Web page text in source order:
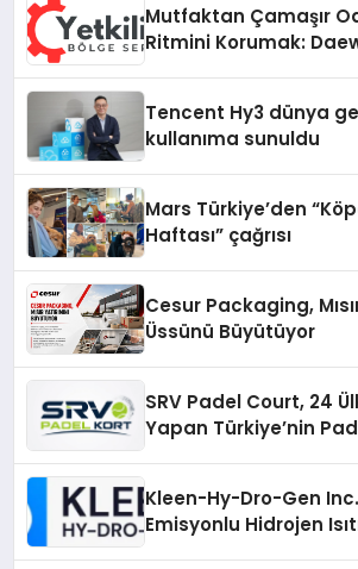
Mutfaktan Çamaşır
Ritmini Korumak:
Tencent Hy3 dünya
kullanıma sunuldu
Mars Türkiye’den
Haftası” çağrısı
Cesur Packaging,
Üssünü Büyütüyor
SRV Padel Court, 24
Yapan Türkiye’nin
Kleen-Hy-Dro-Gen
Emisyonlu Hidrojen